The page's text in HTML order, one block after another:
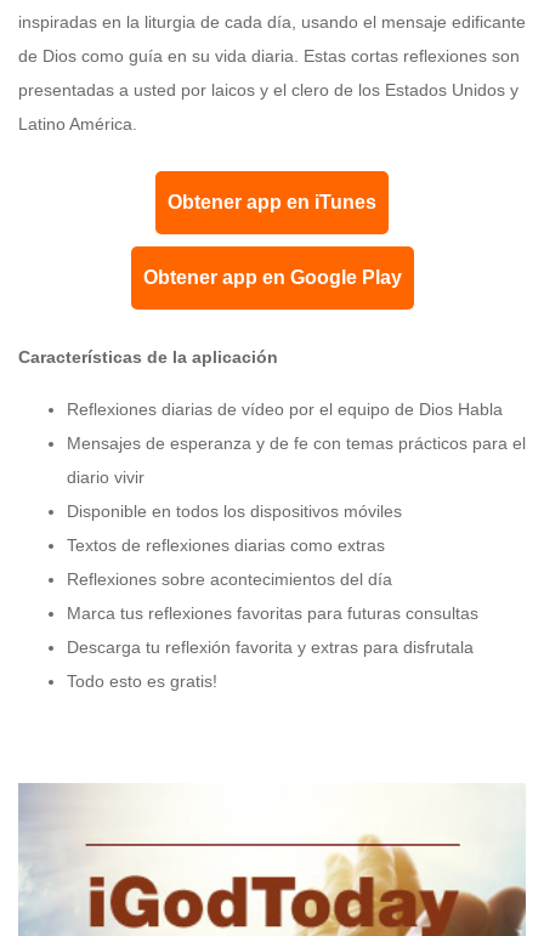
inspiradas en la liturgia de cada día, usando el mensaje edificante
de Dios como guía en su vida diaria. Estas cortas reflexiones son
presentadas a usted por laicos y el clero de los Estados Unidos y
Latino América.
Obtener app en iTunes
Obtener app en Google Play
Características de la aplicación
Reflexiones diarias de vídeo por el equipo de Dios Habla
Mensajes de esperanza y de fe con temas prácticos para el
diario vivir
Disponible en todos los dispositivos móviles
Textos de reflexiones diarias como extras
Reflexiones sobre acontecimientos del día
Marca tus reflexiones favoritas para futuras consultas
Descarga tu reflexión favorita y extras para disfrutala
Todo esto es gratis!